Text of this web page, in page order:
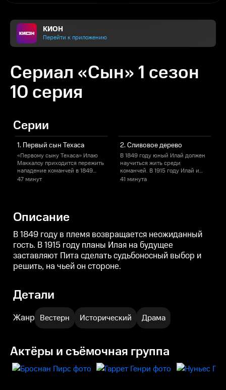
КИОН
Перейти к приложению
Сериал «Сын» 1 сезон
10 серия
Серии
1. Первый сын Техаса
«Первому сыну Техаса» Илаю
Маккалоу приходится пережить
нападение команчей в 1849
году и встать во главе семейной
47 минут
2. Сливовое дерево
В 1849 году юный Илай должен
научиться жить среди
команчей. В 1915 году Илай и
Пит ссорятся из-за того, как
41 минута
Описание
В 1849 году в племя возвращается неожиданный
гость. В 1915 году планы Илая на будущее
заставляют Пита сделать судьбоносный выбор и
решить, на чьей он стороне.
Детали
Жанр Вестерн Исторический Драма
Актёры и съёмочная группа